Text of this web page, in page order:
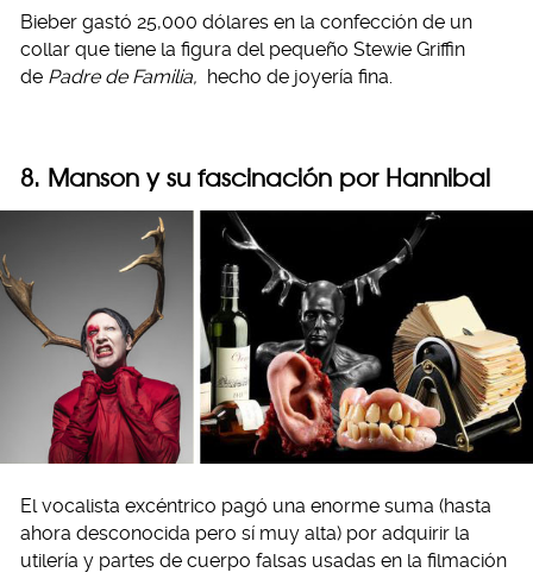
Bieber gastó 25,000 dólares en la confección de un
collar que tiene la figura del pequeño Stewie Griffin
de Padre de Familia, hecho de joyería fina.
8. Manson y su fascinación por Hannibal
El vocalista excéntrico pagó una enorme suma (hasta
ahora desconocida pero sí muy alta) por adquirir la
utilería y partes de cuerpo falsas usadas en la filmación